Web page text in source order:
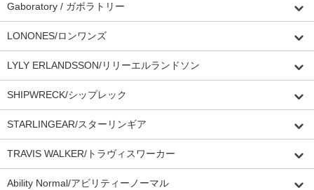
Gaboratory / ガボラトリー
LONONES/ロンワンズ
LYLY ERLANDSSON/リリーエルランドソン
SHIPWRECK/シップレック
STARLINGEAR/スターリンギア
TRAVIS WALKER/トラヴィスワーカー
Ability Normal/アビリティーノーマル